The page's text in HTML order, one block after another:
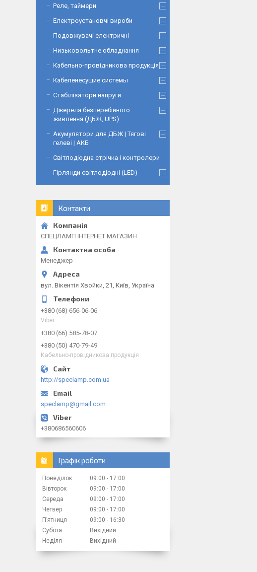
Реле, таймери
Електроустановчі вироби
Подовжувачі електричні
Низьковольтне обладнання
Кабельно-провідникова продукція
Кабеленесущие системы
Стабілізатори напруги
Джерела безперебійного
живлення (ДБЖ, UPS)
Акумулятори для ДБЖ | Тягові
гелеві | АКБ
Світлодіодна стрічка і контролери
Гірлянди світлодіодні (LED)
Контакти
СПЕЦЛАМП ІНТЕРНЕТ МАГАЗИН
Менеджер
вул. Вікентія Хвойки, 21, Київ, Україна
+380 (68) 656-06-06
Viber
+380 (66) 585-78-07
+380 (50) 470-79-49
Кабельно-провідникова продукція
http://speclamp.com.ua
speclamp@gmail.com
+380686560606
Графік роботи
Понеділок 09:00
17:00
Вівторок
09:00
17:00
Середа
09:00
17:00
Четвер
09:00
17:00
Пʼятниця
09:00
16:30
Субота
Вихідний
Неділя
Вихідний